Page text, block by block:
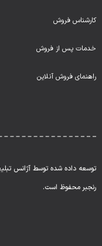
کارشناس فروش
خدمات پس از فروش
راهنمای فروش آنلاین
توسعه داده شده توسط آژانس
رنجبر محفوظ است.